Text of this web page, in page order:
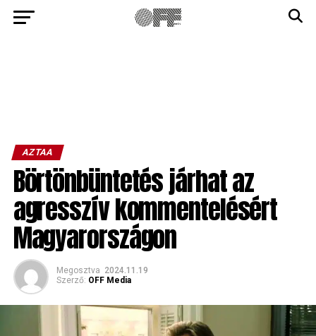
AZTAA
Börtönbüntetés járhat az
agresszív kommentelésért
Magyarországon
Megosztva 2024.11.19
Szerző: OFF Media